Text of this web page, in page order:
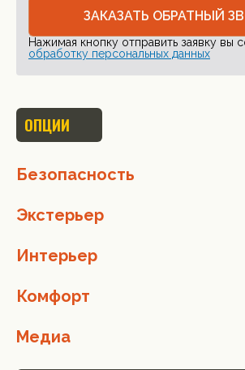
ЗАКАЗАТЬ ОБРАТНЫЙ
Нажимая кнопку отправить заявку вы
обработку персональных данных
ОПЦИИ
Безопасность
Экстерьер
Интерьер
Комфорт
Медиа